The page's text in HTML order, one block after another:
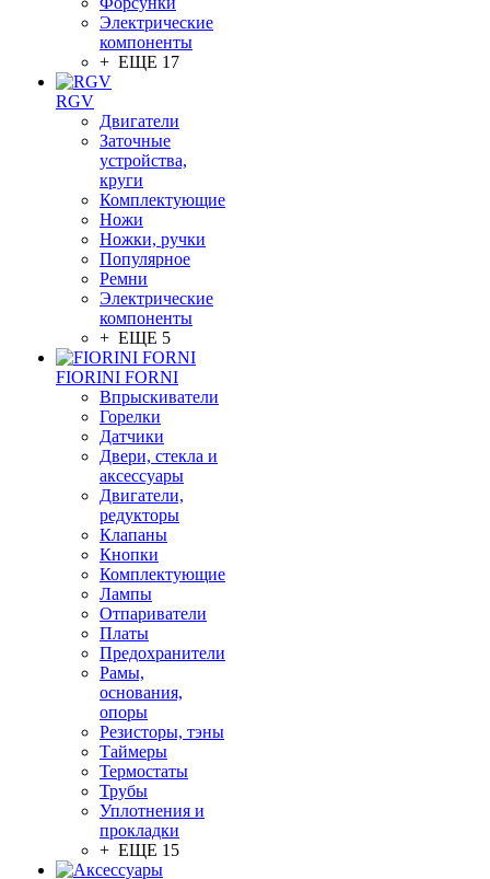
Электрические
компоненты
+ ЕЩЕ 17
RGV
Двигатели
Заточные
устройства,
круги
Комплектующие
Ножи
Ножки, ручки
Популярное
Ремни
Электрические
компоненты
+ ЕЩЕ 5
FIORINI FORNI
Впрыскиватели
Горелки
Датчики
Двери, стекла и
аксессуары
Двигатели,
редукторы
Клапаны
Кнопки
Комплектующие
Лампы
Отпариватели
Платы
Предохранители
Рамы,
основания,
опоры
Резисторы, тэны
Таймеры
Термостаты
Трубы
Уплотнения и
прокладки
+ ЕЩЕ 15